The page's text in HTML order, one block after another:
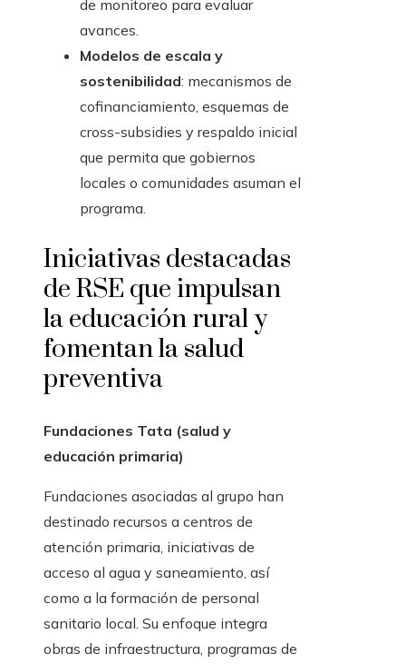
de monitoreo para evaluar
avances.
Modelos de escala y
sostenibilidad: mecanismos de
cofinanciamiento, esquemas de
cross-subsidies y respaldo inicial
que permita que gobiernos
locales o comunidades asuman el
programa.
Iniciativas destacadas
de RSE que impulsan
la educación rural y
fomentan la salud
preventiva
Fundaciones Tata (salud y
educación primaria)
Fundaciones asociadas al grupo han
destinado recursos a centros de
atención primaria, iniciativas de
acceso al agua y saneamiento, así
como a la formación de personal
sanitario local. Su enfoque integra
obras de infraestructura, programas de